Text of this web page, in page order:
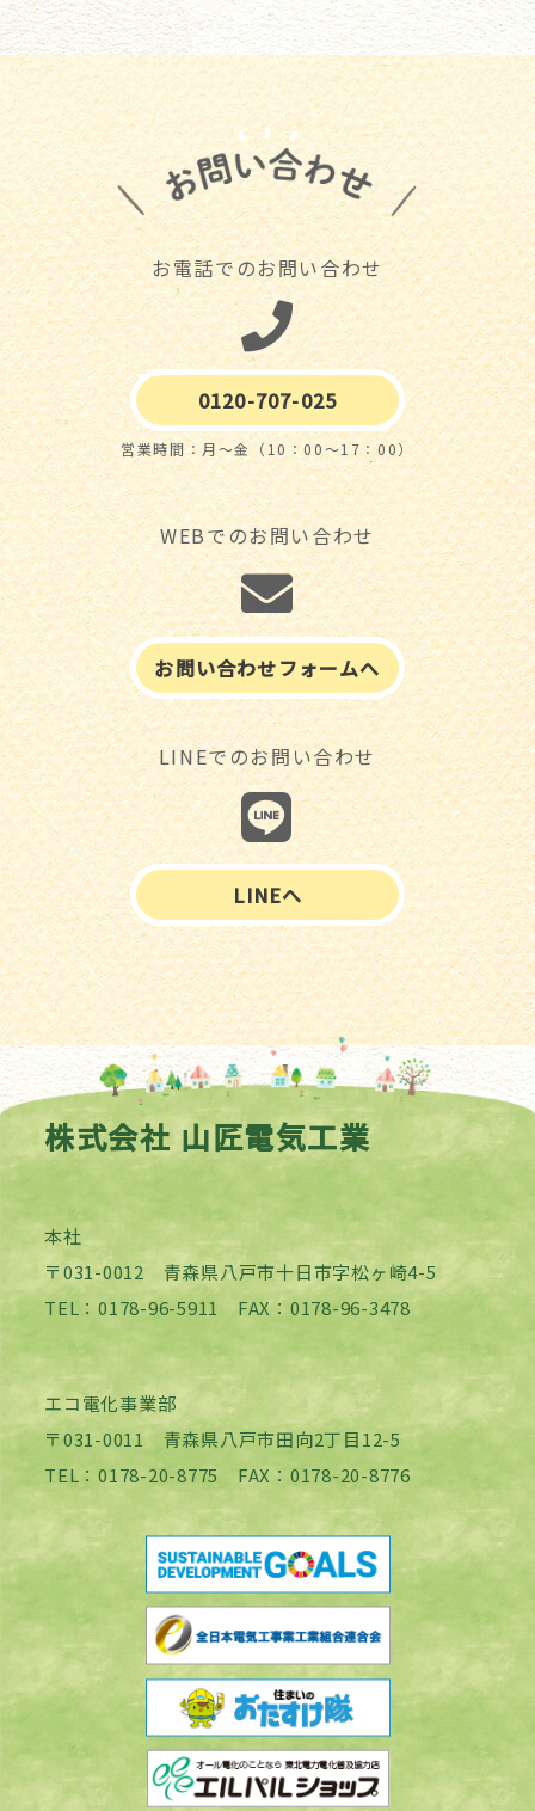
お電話でのお問い合わせ
0120-707-025
営業時間：月～金（10：00～17：00）
WEBでのお問い合わせ
お問い合わせフォームへ
LINEでのお問い合わせ
LINEへ
株式会社 山匠電気工業
本社
〒031-0012 青森県八戸市十日市字松ヶ崎4-5
TEL：0178-96-5911 FAX：0178-96-3478
エコ電化事業部
〒031-0011 青森県八戸市田向2丁目12-5
TEL：0178-20-8775 FAX：0178-20-8776